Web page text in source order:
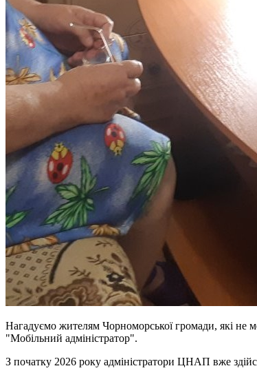
Нагадуємо жителям Чорноморської громади, які
"Мобільний адміністратор".
З початку 2026 року адміністратори ЦНАП вже